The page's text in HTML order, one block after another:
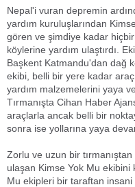
Nepal'i vuran depremin
yardım kuruluşlarından
gören ve şimdiye kadar
köylerine yardım ulaştırdı.
Başkent Katmandu'dan dağ
ekibi, belli bir yere kadar
yardım malzemelerini yaya
Tırmanışta Cihan Haber
araçlarla ancak belli bir
sonra ise yollarına yaya
Zorlu ve uzun bir
ulaşan Kimse Yok Mu ekibini
Mu ekipleri bir taraftan insani